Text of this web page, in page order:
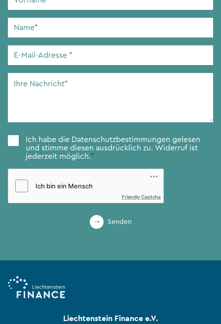
Name
E-
Adresse*
Zustimmung*
Ich habe die Datenschutzbestimmungen gelesen
und stimme diesen ausdrücklich zu. Widerruf ist
jederzeit möglich.*
Friendly Captcha
Senden
Liechtenstein Finance e.V.